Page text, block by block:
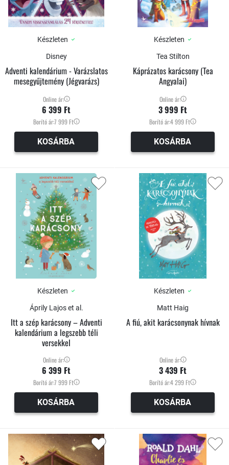
Készleten
Disney
Adventi kalendárium - Varázslatos
mesegyűjtemény (Jégvarázs)
Online ár:
6 399 Ft
Borító ár:7 999 Ft
KOSÁRBA
Készleten
Tea Stilton
Káprázatos karácsony (Tea
Angyalai)
Online ár:
3 999 Ft
Borító ár:4 999 Ft
KOSÁRBA
Készleten
Áprily Lajos et al.
Itt a szép karácsony – Adventi
kalendárium a legszebb téli
versekkel
Online ár:
6 399 Ft
Borító ár:7 999 Ft
KOSÁRBA
Készleten
Matt Haig
A fiú, akit karácsonynak hívnak
Online ár:
3 439 Ft
Borító ár:4 299 Ft
KOSÁRBA